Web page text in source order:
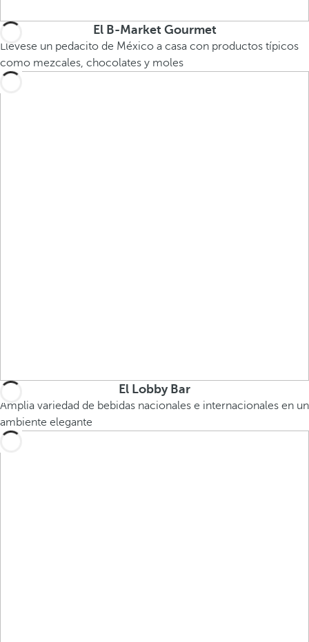
El B-Market Gourmet
Llévese un pedacito de México a casa con productos típicos
como mezcales, chocolates y moles
El Lobby Bar
Amplia variedad de bebidas nacionales e internacionales en un
ambiente elegante